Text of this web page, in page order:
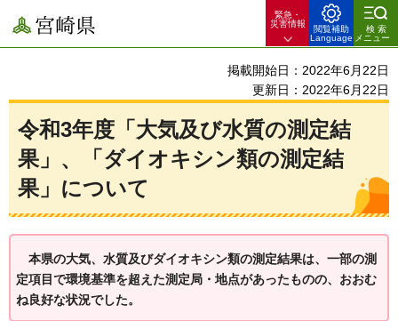
宮崎県
緊急・
災害情報
閲覧補助
Language
検索
メニュー
掲載開始日：2022年6月22日
更新日：2022年6月22日
令和3年度「大気及び水質の測定結
果」、「ダイオキシン類の測定結
果」について
本県の大気、水質及びダイオキシン類の測定結果は、一部の測
定項目で環境基準を超えた測定局・地点があったものの、おおむ
ね良好な状況でした。